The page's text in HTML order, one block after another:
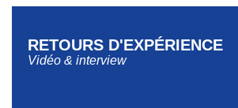
RETOURS D'EXPÉRIENCE
Vidéo & interview